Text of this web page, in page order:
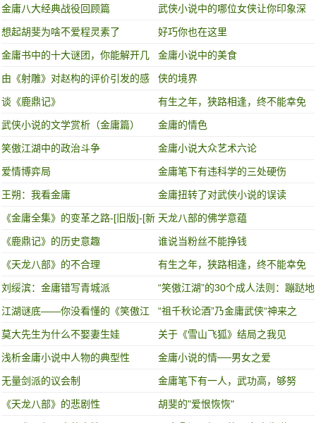
金庸八大经典战役回顾篇
武侠小说中的哪位女侠让你印象深
刻？
想起胡斐为啥不爱程灵素了 好巧你也在这里
金庸书中的十大谜团，你能解开几
个？
金庸小说中的美食
由《射雕》对赵构的评价引发的感
慨
侠的境界
谈《鹿鼎记》 有生之年，狭路相逢，终不能幸免
武侠小说的文学赏析（金庸篇） 金庸的情色
笑傲江湖中的政治斗争 金庸小说大众艺术六论
爱情博弈局 金庸笔下有违科学的三处硬伤
王朔：我看金庸 金庸扭转了对武侠小说的误读
《金庸全集》的变革之路-[旧版]-[新
版]-[新修版]
天龙八部的佛学意蕴
《鹿鼎记》的历史意趣 谁说当粉丝不能挣钱
《天龙八部》的不合理 有生之年，狭路相逢，终不能幸免
刘绥滨：金庸错写青城派
“笑傲江湖”的30个成人法则：蹦跶地
欢的，死的都快！
江湖谜底——你没看懂的《笑傲江
湖》（2）
“祖千秋论酒”乃金庸武侠“神来之
笔”，每每读之，令人沉醉！
莫大先生为什么不娶妻生娃 关于《雪山飞狐》结局之我见
浅析金庸小说中人物的典型性 金庸小说的情──男女之爱
无量剑派的议会制
金庸笔下有一人，武功高，够努
力，最后却一败涂地，值得我们反
《天龙八部》的悲剧性 胡斐的"爱恨恢恢"